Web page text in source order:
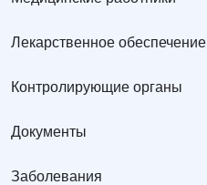
Лекарственное обеспечение
Контролирующие органы
Документы
Заболевания